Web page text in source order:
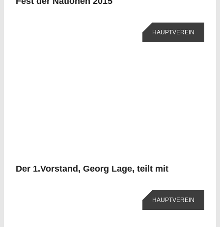
HAUPTVEREIN
Der 1.Vorstand, Georg Lage, teilt mit
HAUPTVEREIN